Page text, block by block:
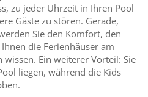
zu jeder Uhrzeit in Ihren Pool
Gäste zu stören. Gerade,
Sie den Komfort, den
die Ferienhäuser am
wissen. Ein weiterer Vorteil: Sie
liegen, während die Kids